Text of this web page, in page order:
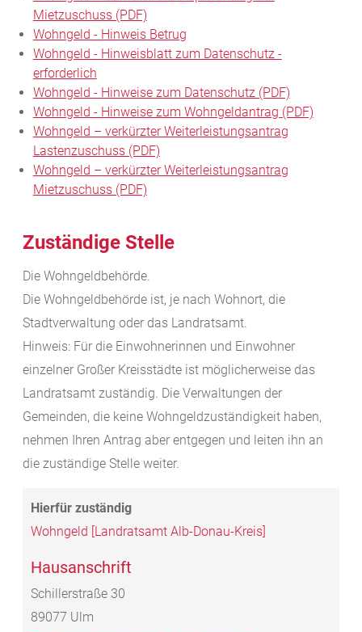
Mietzuschuss (PDF)
Wohngeld - Hinweis Betrug
Wohngeld - Hinweisblatt zum Datenschutz -
erforderlich
Wohngeld - Hinweise zum Datenschutz (PDF)
Wohngeld - Hinweise zum Wohngeldantrag (PDF)
Wohngeld – verkürzter Weiterleistungsantrag
Lastenzuschuss (PDF)
Wohngeld – verkürzter Weiterleistungsantrag
Mietzuschuss (PDF)
Zuständige Stelle
Die Wohngeldbehörde.
Die Wohngeldbehörde ist, je nach Wohnort, die
Stadtverwaltung oder das Landratsamt.
Hinweis: Für die Einwohnerinnen und Einwohner
einzelner Großer Kreisstädte ist möglicherweise das
Landratsamt zuständig. Die Verwaltungen der
Gemeinden, die keine Wohngeldzuständigkeit haben,
nehmen Ihren Antrag aber entgegen und leiten ihn an
die zuständige Stelle weiter.
Wohngeld [Landratsamt Alb-Donau-Kreis]
Hausanschrift
Schillerstraße 30
89077 Ulm